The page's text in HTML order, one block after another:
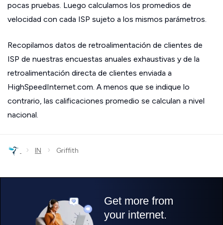
pocas pruebas. Luego calculamos los promedios de
velocidad con cada ISP sujeto a los mismos parámetros.
Recopilamos datos de retroalimentación de clientes de
ISP de nuestras encuestas anuales exhaustivas y de la
retroalimentación directa de clientes enviada a
HighSpeedInternet.com. A menos que se indique lo
contrario, las calificaciones promedio se calculan a nivel
nacional.
› IN › Griffith